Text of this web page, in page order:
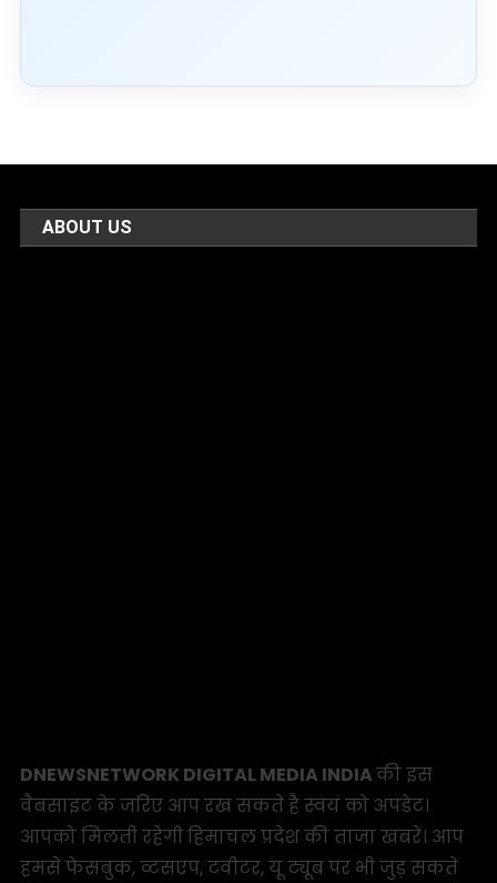
ABOUT US
DNEWSNETWORK DIGITAL MEDIA INDIAकी इस
वैबसाइट के जरिए आप रख सकते है स्वयं को अपडेट।
आपको मिलती रहेगी हिमाचल प्रदेश की ताजा खबरें। आप
हमसे फेसबुक, व्टसएप, टवीटर, यू ट्यूब पर भी जुड़ सकते